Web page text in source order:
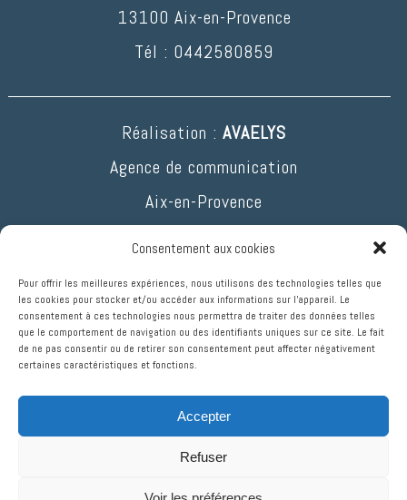
Consentement aux cookies
Pour offrir les meilleures expériences, nous utilisons des technologies telles que
les cookies pour stocker et/ou accéder aux informations sur l'appareil. Le
consentement à ces technologies nous permettra de traiter des données telles
que le comportement de navigation ou des identifiants uniques sur ce site. Le fait
de ne pas consentir ou de retirer son consentement peut affecter négativement
certaines caractéristiques et fonctions.
Accepter
Refuser
13100 Aix-en-Provence
Tél : 0442580859
Réalisation :AVAELYS
Agence de communication
Aix-en-Provence